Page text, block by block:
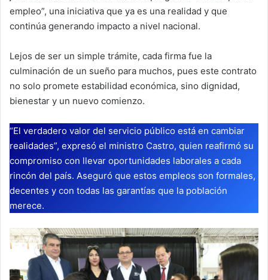
empleo”, una iniciativa que ya es una realidad y que
continúa generando impacto a nivel nacional.
Lejos de ser un simple trámite, cada firma fue la
culminación de un sueño para muchos, pues este contrato
no solo promete estabilidad económica, sino dignidad,
bienestar y un nuevo comienzo.
“El verdadero valor del servicio público está en cambiar
realidades”, expresó el ministro Castro, quien reafirmó su
compromiso con llevar oportunidades laborales a cada
rincón del país. Aseguró que estos empleos son formales,
decentes y con todas las garantías que la población
merece.